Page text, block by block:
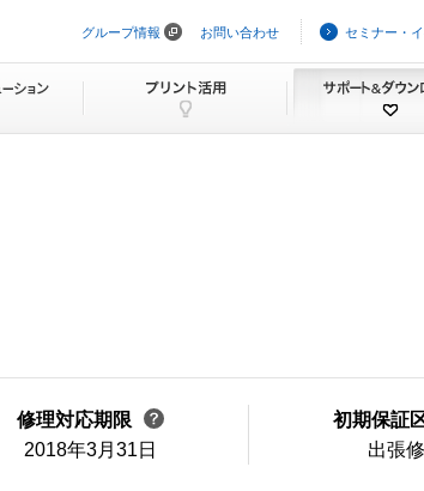
ビ
ョ
グループ情報 お問い合わせ セミナー・
修理対応期限
2018年3月31日
初期保証
出張